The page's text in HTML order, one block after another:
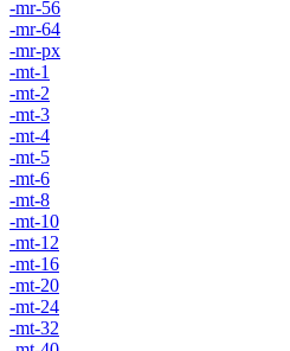
-mr-56
-mr-64
-mr-px
-mt-1
-mt-2
-mt-3
-mt-4
-mt-5
-mt-6
-mt-8
-mt-10
-mt-12
-mt-16
-mt-20
-mt-24
-mt-32